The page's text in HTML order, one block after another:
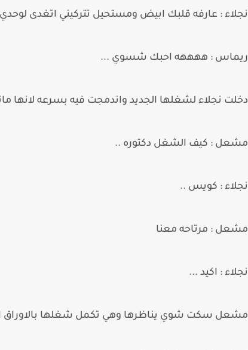
نجلاء : عارفه قلبك ابيض ومستحيل تتركيني اتغدى
ريماس : ههههه احبك شسوي ...
دخلت نجلاء لشغلها الجديد واندمجت فيه بسرعه
مشعل : كيف الشغل دكتوره ..
نجلاء : كويس ..
مشعل : مرتاحه معنا
نجلاء : اكيد ...
مشعل سكت شوي يناظرها وهي تكمل شغلها بالاوراق